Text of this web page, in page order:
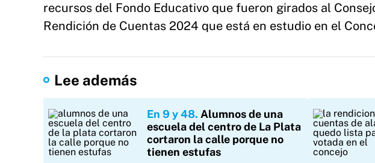
recursos del Fondo Educativo que fueron girados al
Rendición de Cuentas 2024 que está en estudio en el
Lee además
En 9 y 48 Alumnos de una
escuela del centro de La Plata
cortaron la calle porque no
tienen estufas